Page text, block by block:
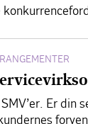
Er din